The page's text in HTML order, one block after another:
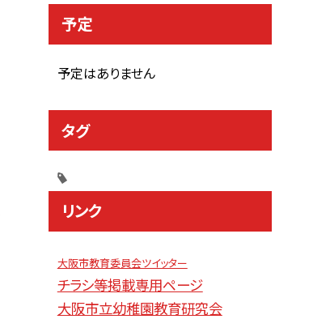
予定
予定はありません
タグ
リンク
大阪市教育委員会ツイッター
チラシ等掲載専用ページ
大阪市立幼稚園教育研究会